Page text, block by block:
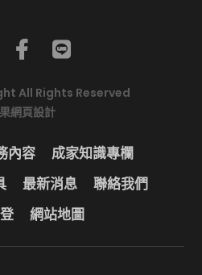
All Rights Reserved
網頁設計
內容
成家知識專欄
最新消息
聯絡我們
網站地圖